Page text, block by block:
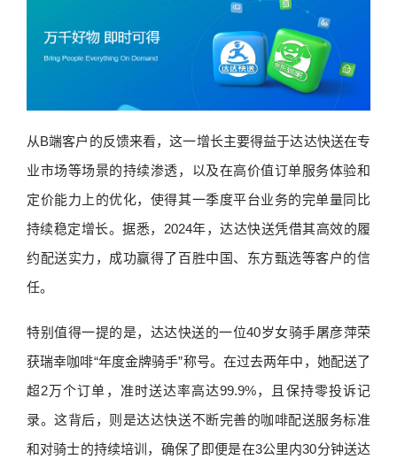
从B端客户的反馈来看，这一增长主要得益于达达快送在专
业市场等场景的持续渗透，以及在高价值订单服务体验和
定价能力上的优化，使得其一季度平台业务的完单量同比
持续稳定增长。据悉，2024年，达达快送凭借其高效的履
约配送实力，成功赢得了百胜中国、东方甄选等客户的信
任。
特别值得一提的是，达达快送的一位40岁女骑手屠彦萍荣
获瑞幸咖啡“年度金牌骑手”称号。在过去两年中，她配送了
超2万个订单，准时送达率高达99.9%，且保持零投诉记
录。这背后，则是达达快送不断完善的咖啡配送服务标准
和对骑士的持续培训，确保了即便是在3公里内30分钟送达